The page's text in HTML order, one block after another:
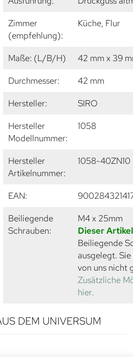
Zimmer
(empfehlung):
Küche, Flur
Maße: (L/B/H)
42 mm x 39
Durchmesser:
42 mm
Hersteller:
SIRO
Hersteller
Modellnummer:
1058
Hersteller
Artikelnummer:
1058-40ZN10
EAN:
Beiliegende
Schrauben:
M4 x 25mm
Dieser
Beiliegende
ausgelegt.
von uns nicht
Zusätzliche
hier.
DEM UNIVERSUM